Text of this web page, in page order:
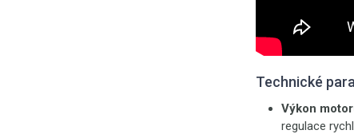
Technické
Výkon
regulace